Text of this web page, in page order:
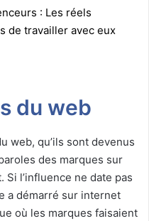
: Les réels
de travailler avec eux
du web
web, qu’ils sont devenus
des marques sur
l’influence ne date pas
a démarré sur internet
où les marques faisaient